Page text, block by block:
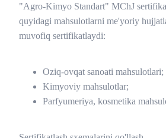
"Agro-Kimyo Standart" MChJ
quyidagi mahsulotlarni me'yoriy
muvofiq sertifikatlaydi:
Oziq-ovqat sanoati mahsulotlari;
Kimyoviy mahsulotlar;
Parfyumeriya, kosmetika